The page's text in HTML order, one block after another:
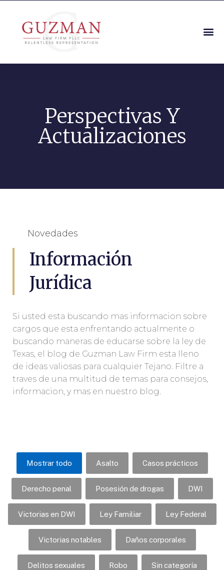
Perspectivas Y
Actualizaciones
Novedades
Información
Jurídica
Si usted esta buscando mas informacion sobre
cargos que esta enfrentando actualmente o
buscando maneras de educarse sobre la ley de
Texas, el blog de Guzman Law Firm esta lleno
de ideas valiosas para cualquier Tejano. Filtre a
traves de una multitud de temas para consejos,
informacion, y mas en nuestro blog.
Mostrar todo Asalto Casos prácticos
Derecho penal Posesión de drogas DWI
Victorias en DWI Ley Familiar Ley Federal
Victorias notables Daños corporales
Delitos sexuales Robo Sin categoría